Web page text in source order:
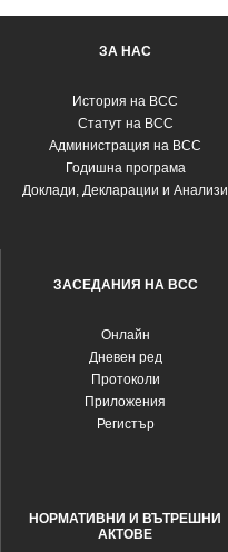
ЗА НАС
История на ВСС
Статут на ВСС
Администрация на ВСС
Годишна програма
Доклади, Декларации и Анализи
ЗАСЕДАНИЯ НА ВСС
Oнлайн
Дневен ред
Протоколи
Приложения
Регистър
НОРМАТИВНИ И ВЪТРЕШНИ
АКТОВЕ